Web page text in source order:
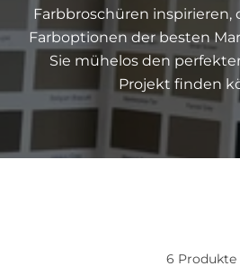
Farbbroschüren inspirieren,
Farboptionen der besten
Sie mühelos den
Projekt finden
6 Produkte